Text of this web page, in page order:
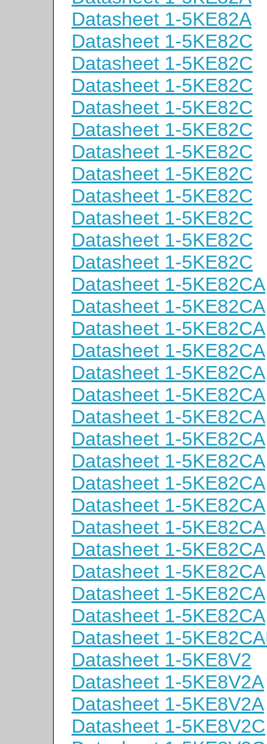
Datasheet 1-5KE82A
Datasheet 1-5KE82C
Datasheet 1-5KE82C
Datasheet 1-5KE82C
Datasheet 1-5KE82C
Datasheet 1-5KE82C
Datasheet 1-5KE82C
Datasheet 1-5KE82C
Datasheet 1-5KE82C
Datasheet 1-5KE82C
Datasheet 1-5KE82C
Datasheet 1-5KE82C
Datasheet 1-5KE82CA
Datasheet 1-5KE82CA
Datasheet 1-5KE82CA
Datasheet 1-5KE82CA
Datasheet 1-5KE82CA
Datasheet 1-5KE82CA
Datasheet 1-5KE82CA
Datasheet 1-5KE82CA
Datasheet 1-5KE82CA
Datasheet 1-5KE82CA
Datasheet 1-5KE82CA
Datasheet 1-5KE82CA
Datasheet 1-5KE82CA
Datasheet 1-5KE82CA
Datasheet 1-5KE82CA
Datasheet 1-5KE82CA
Datasheet 1-
Datasheet 1-5KE8V2
Datasheet 1-5KE8V2A
Datasheet 1-5KE8V2A
Datasheet 1-5KE8V2C